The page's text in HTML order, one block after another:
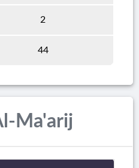
2
44
Ma'arij